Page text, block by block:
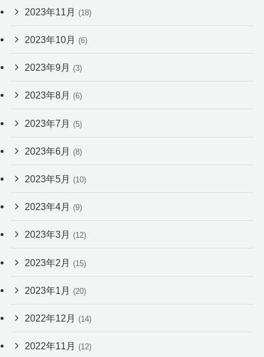
2023年11月 (18)
2023年10月 (6)
2023年9月 (3)
2023年8月 (6)
2023年7月 (5)
2023年6月 (8)
2023年5月 (10)
2023年4月 (9)
2023年3月 (12)
2023年2月 (15)
2023年1月 (20)
2022年12月 (14)
2022年11月 (12)